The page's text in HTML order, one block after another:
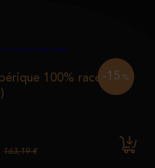
100% race
163,19 €
-15 %